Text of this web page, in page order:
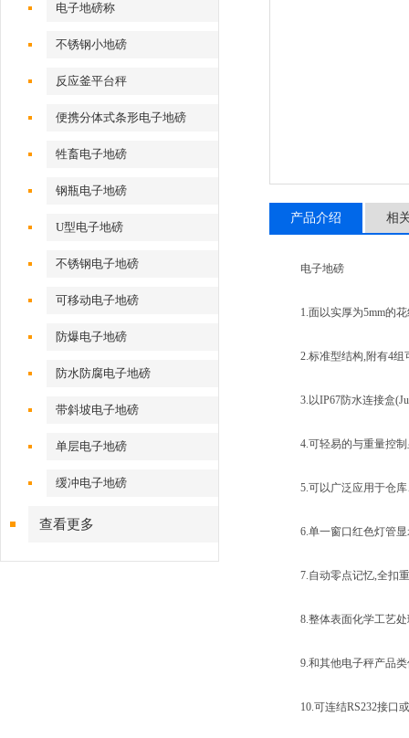
电子地磅称
不锈钢小地磅
反应釜平台秤
便携分体式条形电子地磅
牲畜电子地磅
钢瓶电子地磅
U型电子地磅
不锈钢电子地磅
可移动电子地磅
防爆电子地磅
防水防腐电子地磅
带斜坡电子地磅
单层电子地磅
缓冲电子地磅
查看更多
产品介绍 相
电子地磅
1.面以实厚为5mm的花
2.标准型结构,附有4组
3.以IP67防水连接盒
4.可轻易的与重量控制
5.可以广泛应用于仓库
6.单一窗口红色灯管显
7.自动零点记忆,全扣重
8.整体表面化学工艺处
9.和其他电子秤产品类
10.可连结RS232接口或